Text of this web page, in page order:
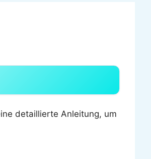
detaillierte Anleitung, um